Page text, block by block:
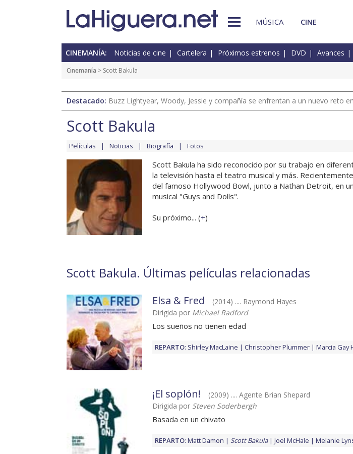
MÚSICA CINE
CINEMANÍA: Noticias de cine Cartelera Próximos estrenos DVD Avances
Cinemanía > Scott Bakula
Destacado: Buzz Lightyear, Woody, Jessie y compañía se enfrentan a un nuevo reto
Scott Bakula
Películas Noticias Biografía Fotos
Scott Bakula ha sido reconocido por su trabajo en
la televisión hasta el teatro musical y más.
del famoso Hollywood Bowl, junto a Nathan Detroit, en
musical "Guys and Dolls".
Su próximo... (+)
Scott Bakula. Últimas películas relacionadas
Elsa & Fred
(2014) .... Raymond Hayes
Dirigida por Michael Radford
Los sueños no tienen edad
REPARTO: Shirley MacLaine Christopher Plummer Marcia Gay
¡El soplón!
(2009) .... Agente Brian Shepard
Dirigida por Steven Soderbergh
Basada en un chivato
REPARTO: Matt Damon Scott Bakula Joel McHale Melanie